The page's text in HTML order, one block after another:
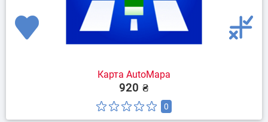
Карта AutoMapa
920 ₴
0